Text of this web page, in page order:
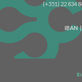
(+351) 22 834
IBAN|